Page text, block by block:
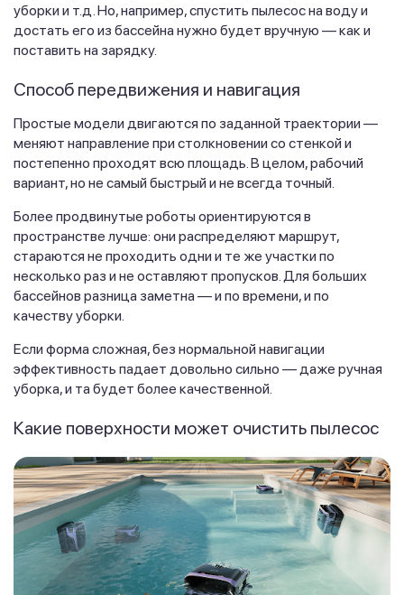
уборки и т.д. Но, например, спустить пылесос на воду и
достать его из бассейна нужно будет вручную — как и
поставить на зарядку.
Способ передвижения и навигация
Простые модели двигаются по заданной траектории —
меняют направление при столкновении со стенкой и
постепенно проходят всю площадь. В целом, рабочий
вариант, но не самый быстрый и не всегда точный.
Более продвинутые роботы ориентируются в
пространстве лучше: они распределяют маршрут,
стараются не проходить одни и те же участки по
несколько раз и не оставляют пропусков. Для больших
бассейнов разница заметна — и по времени, и по
качеству уборки.
Если форма сложная, без нормальной навигации
эффективность падает довольно сильно — даже ручная
уборка, и та будет более качественной.
Какие поверхности может очистить пылесос